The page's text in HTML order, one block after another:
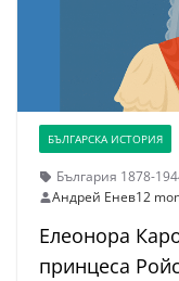
БЪЛГАРСКА ИСТОРИЯ
България 1878-
Андрей Енев12
Елеонора
принцеса